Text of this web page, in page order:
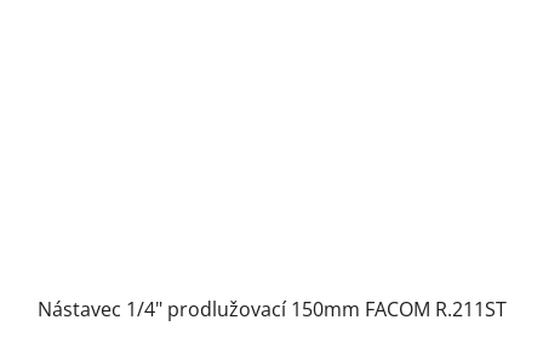
Nástavec 1/4" prodlužovací 150mm FACOM R.211ST